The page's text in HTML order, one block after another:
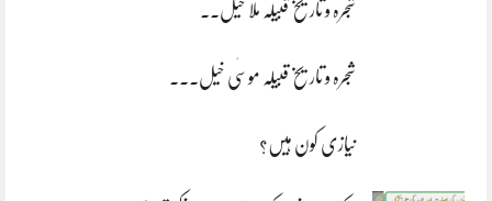
شجرہ و تاریخ قبیلہ ملا خیل۔۔
شجرہ و تاریخ قبیلہ موسٰی خیل۔۔۔
نیازی کون ہیں؟